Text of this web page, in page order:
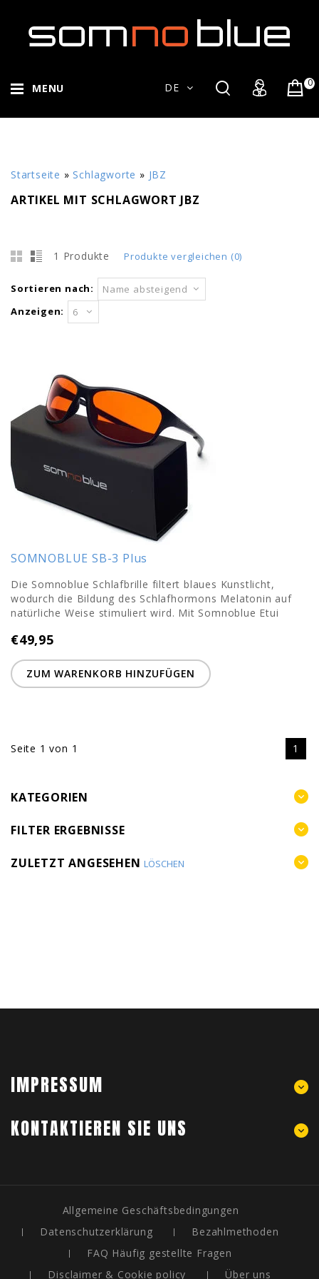
MENU 0
DE
Startseite » Schlagworte » JBZ
ARTIKEL MIT SCHLAGWORT JBZ
1 Produkte Produkte vergleichen (0)
Sortieren nach:
Name absteigend
Anzeigen:
6
SOMNOBLUE SB-3 Plus
Die Somnoblue Schlafbrille filtert blaues Kunstlicht,
wodurch die Bildung des Schlafhormons Melatonin auf
natürliche Weise stimuliert wird. Mit Somnoblue Etui
€49,95
ZUM WARENKORB HINZUFÜGEN
Seite 1 von 1 1
KATEGORIEN
FILTER ERGEBNISSE
ZULETZT ANGESEHENLÖSCHEN
IMPRESSUM
KONTAKTIEREN SIE UNS
Allgemeine Geschäftsbedingungen
Datenschutzerklärung
Bezahlmethoden
FAQ Häufig gestellte Fragen
Disclaimer & Cookie policy
Über uns